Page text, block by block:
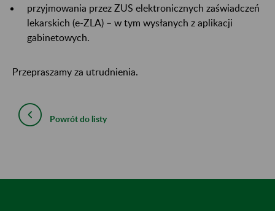
przyjmowania przez ZUS elektronicznych zaświadczeń
lekarskich (e-ZLA) – w tym wysłanych z aplikacji
gabinetowych.
Przepraszamy za utrudnienia.
Powrót do listy